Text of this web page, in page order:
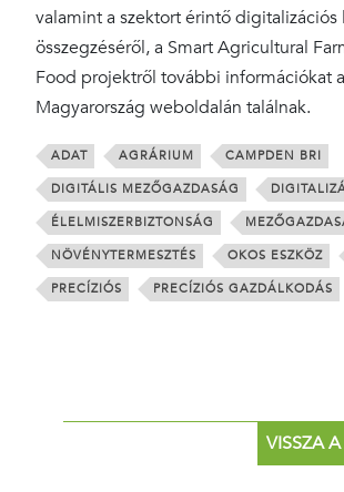
valamint a szektort érintő
összegzéséről, a Smart Agricultural
Food projektről további információkat
Magyarország weboldalán találnak.
ADAT AGRÁRIUM
CAMPDEN BRI
DIGITÁLIS MEZŐGAZDASÁG
ÉLELMISZERBIZTONSÁG
NÖVÉNYTERMESZTÉS
OKOS ESZKÖZ
PRECÍZIÓS
PRECÍZIÓS GAZDÁLKODÁS
VISSZA